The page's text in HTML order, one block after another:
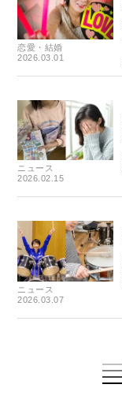
恋愛・結婚
2026.03.01
ニュース
2026.02.15
ニュース
2026.03.07